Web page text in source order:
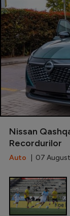
Nissan
Recordurilor
Auto | 07